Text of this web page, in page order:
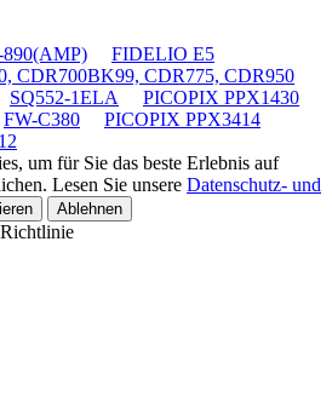
FIDELIO E5
CDR700BK99, CDR775, CDR950
SQ552-1ELA
PICOPIX PPX1430
FW-C380
PICOPIX PPX3414
um für Sie das beste Erlebnis auf
Lesen Sie unsere Datenschutz- und
Ablehnen